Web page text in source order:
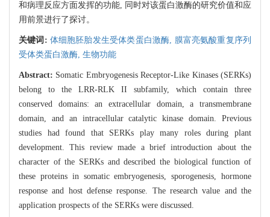
和病理反应方面发挥的功能, 同时对该蛋白激酶的研究价值和应
用前景进行了探讨。
关键词: 体细胞胚胎发生受体类蛋白激酶, 膜富亮氨酸重复序列
受体类蛋白激酶, 生物功能
Abstract: Somatic Embryogenesis Receptor-Like Kinases (SERKs)
belong to the LRR-RLK II subfamily, which contain three
conserved domains: an extracellular domain, a transmembrane
domain, and an intracellular catalytic kinase domain. Previous
studies had found that SERKs play many roles during plant
development. This review made a brief introduction about the
character of the SERKs and described the biological function of
these proteins in somatic embryogenesis, sporogenesis, hormone
response and host defense response. The research value and the
application prospects of the SERKs were discussed.